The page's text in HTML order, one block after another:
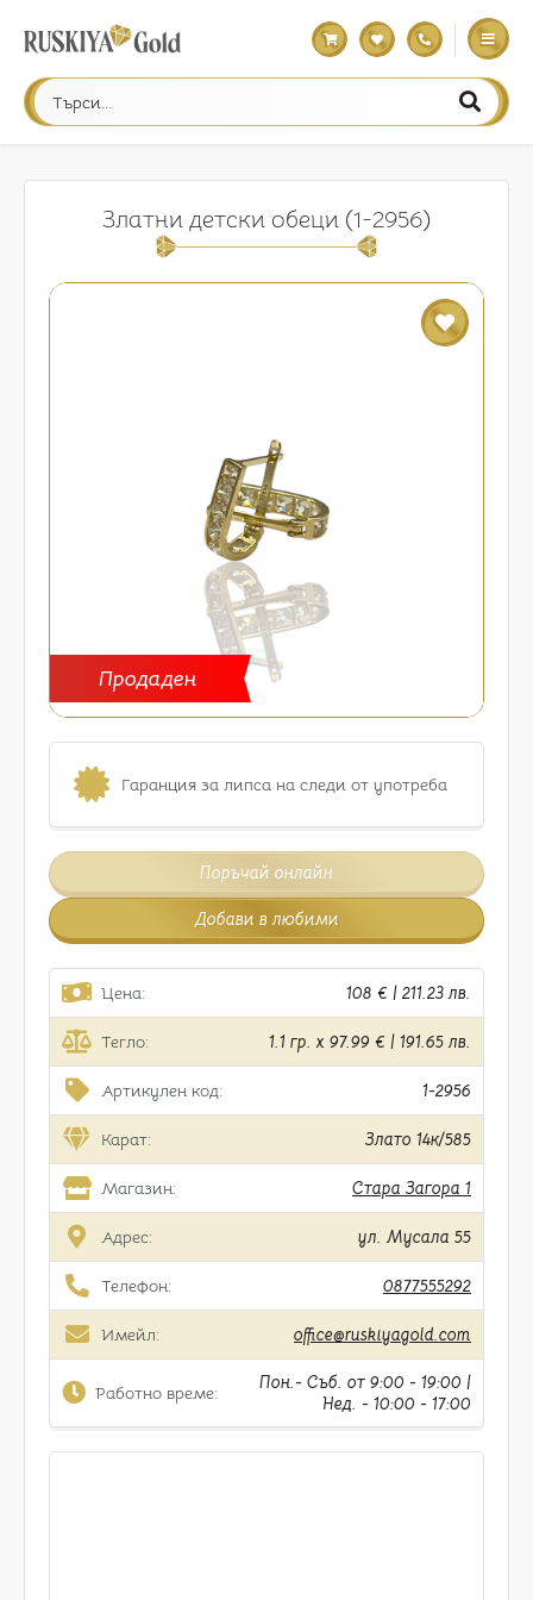
Златни детски обеци (1-2956)
Продаден
Гаранция за липса на следи от употреба
Поръчай онлайн
Добави в любими
Цена: 108 € | 211.23 лв.
Тегло: 1.1 гр. x 97.99 € | 191.65 лв.
Артикулен код: 1-2956
Карат: Злато 14к/585
Магазин: Стара Загора 1
Адрес: ул. Мусала 55
Телефон: 0877555292
Имейл: office@ruskiyagold.com
Работно време:
Пон.- Съб. от 9:00 - 19:00 |
Нед. - 10:00 - 17:00